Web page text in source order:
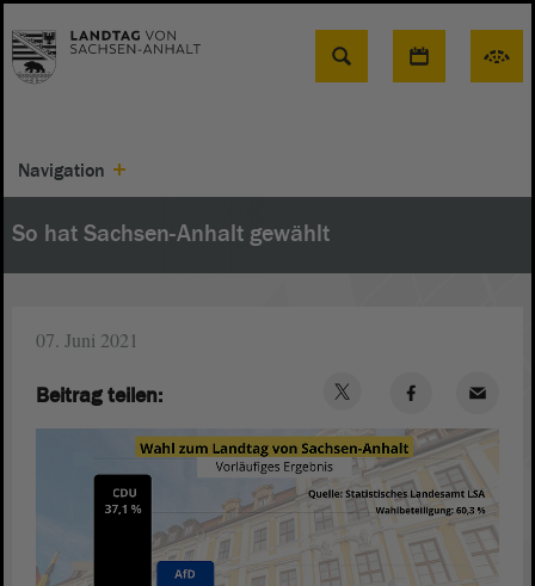
Suche
Navigation
So hat Sachsen-Anhalt gewählt
07. Juni 2021
Beitrag teilen: